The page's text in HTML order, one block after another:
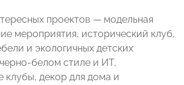
проектов — модельная
мероприятия, исторический клуб,
и экологичных детских
белом стиле и ИТ,
клубы, декор для дома и